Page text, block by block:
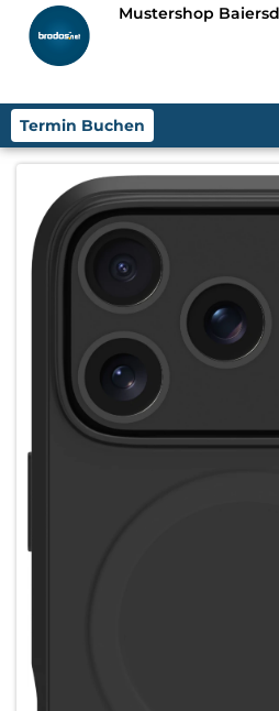
Mustershop
Termin Buchen